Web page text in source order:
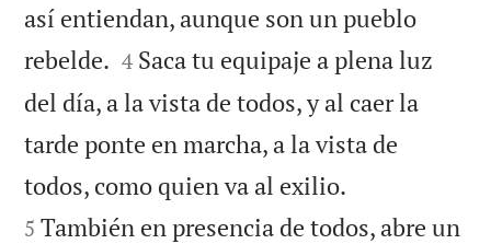
así entiendan, aunque son un pueblo
rebelde. 

4 Saca tu equipaje a plena luz
del día, a la vista de todos, y al caer la
tarde ponte en marcha, a la vista de
todos, como quien va al exilio.
5 También en presencia de todos, abre un